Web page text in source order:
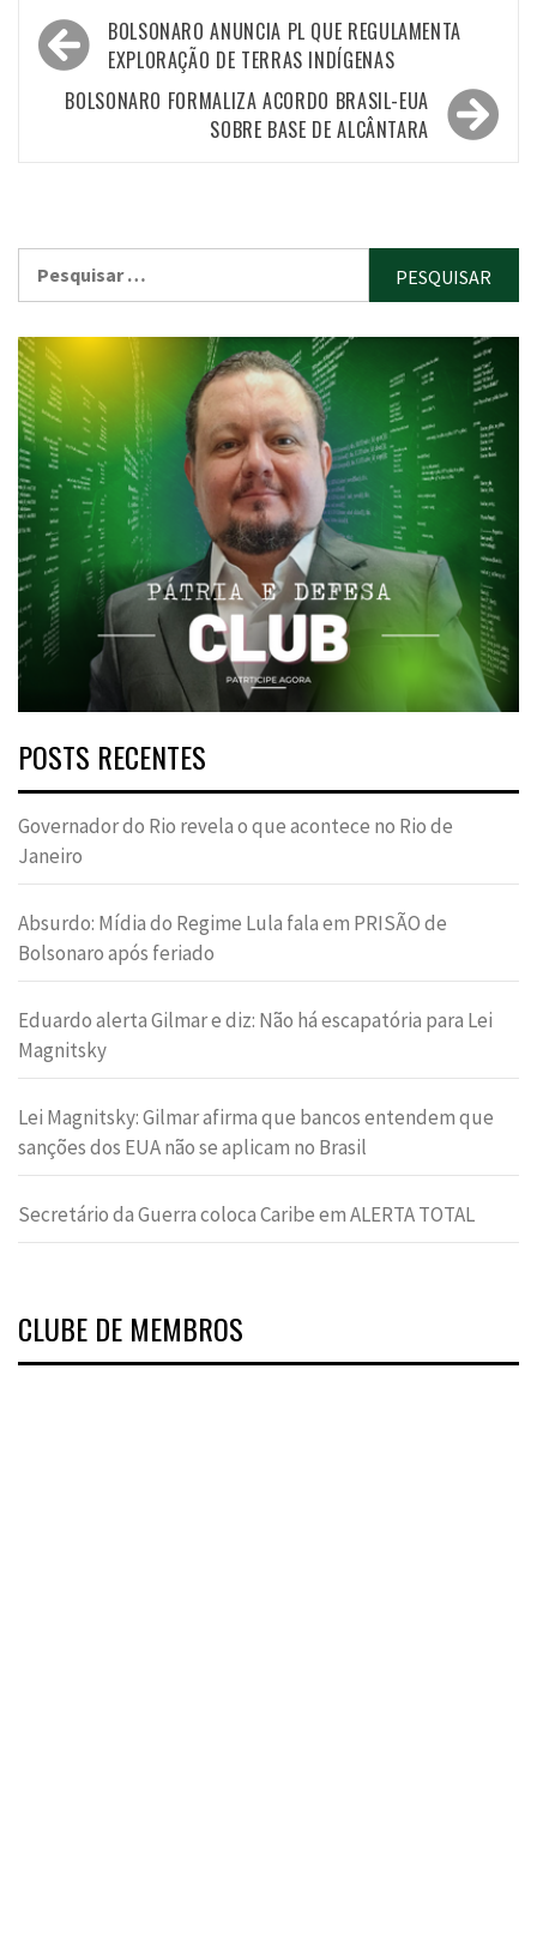
Navegação
de
Post
BOLSONARO ANUNCIA PL QUE REGULAMENTA
EXPLORAÇÃO DE TERRAS INDÍGENAS
BOLSONARO FORMALIZA ACORDO BRASIL-EUA
SOBRE BASE DE ALCÂNTARA
por:
POSTS RECENTES
Governador do Rio revela o que acontece no Rio de
Janeiro
Absurdo: Mídia do Regime Lula fala em PRISÃO de
Bolsonaro após feriado
Eduardo alerta Gilmar e diz: Não há escapatória para Lei
Magnitsky
Lei Magnitsky: Gilmar afirma que bancos entendem que
sanções dos EUA não se aplicam no Brasil
Secretário da Guerra coloca Caribe em ALERTA TOTAL
CLUBE DE MEMBROS